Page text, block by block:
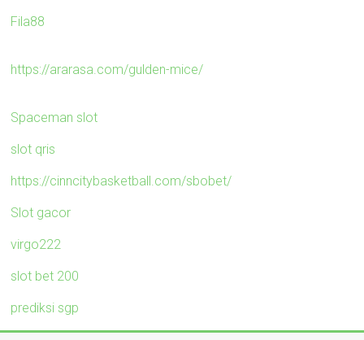
Fila88
https://ararasa.com/gulden-mice/
Spaceman slot
slot qris
https://cinncitybasketball.com/sbobet/
Slot gacor
virgo222
slot bet 200
prediksi sgp